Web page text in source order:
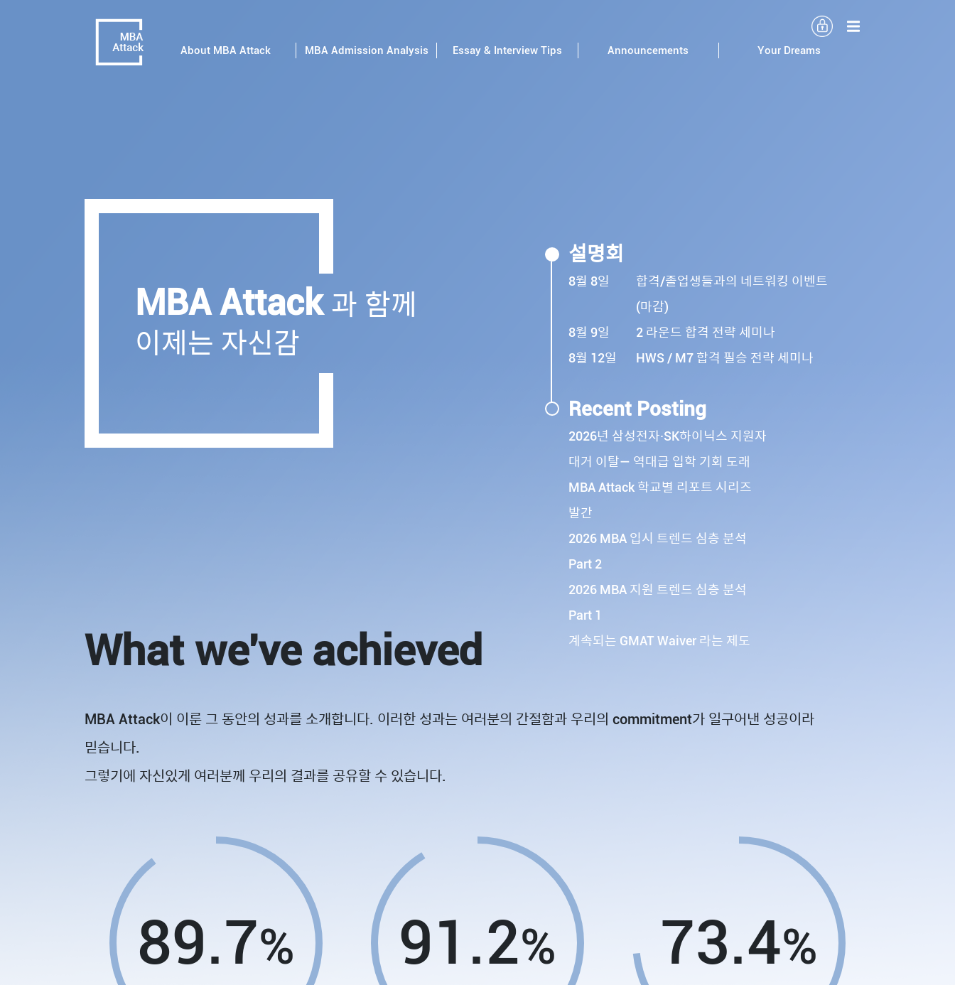
About MBA Attack MBA Admission Analysis Essay & Interview Tips Announcements Your Dreams
MBA Attack 과 함께
이제는 자신감
설명회
8월 8일
합격/졸업생들과의 네트워킹 이벤트
(마감)
8월 9일
2 라운드 합격 전략 세미나
8월 12일
HWS / M7 합격 필승 전략 세미나
Recent Posting
2026년 삼성전자·SK하이닉스 지원자
대거 이탈— 역대급 입학 기회 도래
MBA Attack 학교별 리포트 시리즈
발간
2026 MBA 입시 트렌드 심층 분석
Part 2
2026 MBA 지원 트렌드 심층 분석
Part 1
계속되는 GMAT Waiver 라는 제도
What we've achieved
MBA Attack이 이룬 그 동안의 성과를 소개합니다. 이러한 성과는 여러분의 간절함과 우리의 commitment가 일구어낸 성공이라
믿습니다.
그렇기에 자신있게 여러분께 우리의 결과를 공유할 수 있습니다.
89.7% 91.2% 73.4%